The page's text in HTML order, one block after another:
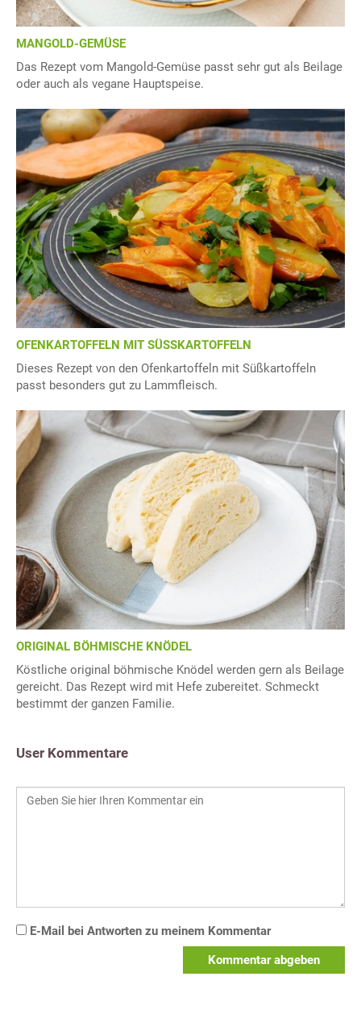
MANGOLD-GEMÜSE
Das Rezept vom Mangold-Gemüse passt sehr gut als Beilage
oder auch als vegane Hauptspeise.
OFENKARTOFFELN MIT SÜSSKARTOFFELN
Dieses Rezept von den Ofenkartoffeln mit Süßkartoffeln
passt besonders gut zu Lammfleisch.
ORIGINAL BÖHMISCHE KNÖDEL
Köstliche original böhmische Knödel werden gern als Beilage
gereicht. Das Rezept wird mit Hefe zubereitet. Schmeckt
bestimmt der ganzen Familie.
User Kommentare
E-Mail bei Antworten zu meinem Kommentar
Kommentar abgeben